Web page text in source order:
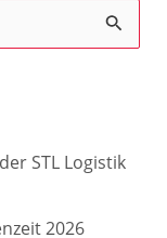
STL Logistik
2026